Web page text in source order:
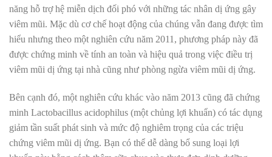
năng hỗ trợ hệ miễn dịch đối phó với những tác nhân dị ứng gây
viêm mũi. Mặc dù cơ chế hoạt động của chúng vẫn đang được tìm
hiểu nhưng theo một nghiên cứu năm 2011, phương pháp này đã
được chứng minh về tính an toàn và hiệu quả trong việc điều trị
viêm mũi dị ứng tại nhà cũng như phòng ngừa viêm mũi dị ứng.
Bên cạnh đó, một nghiên cứu khác vào năm 2013 cũng đã chứng
minh Lactobacillus acidophilus (một chủng lợi khuẩn) có tác dụng
giảm tần suất phát sinh và mức độ nghiêm trọng của các triệu
chứng viêm mũi dị ứng. Bạn có thể dễ dàng bổ sung loại lợi